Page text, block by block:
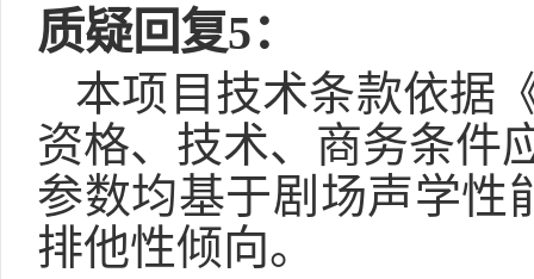
质疑回复5：
本项目技术条款依据
资格、技术、商务条件
参数均基于剧场声学性
排他性倾向。